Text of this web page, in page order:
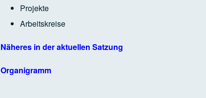
Projekte
Arbeitskreise
Näheres in der aktuellen Satzung
Organigramm